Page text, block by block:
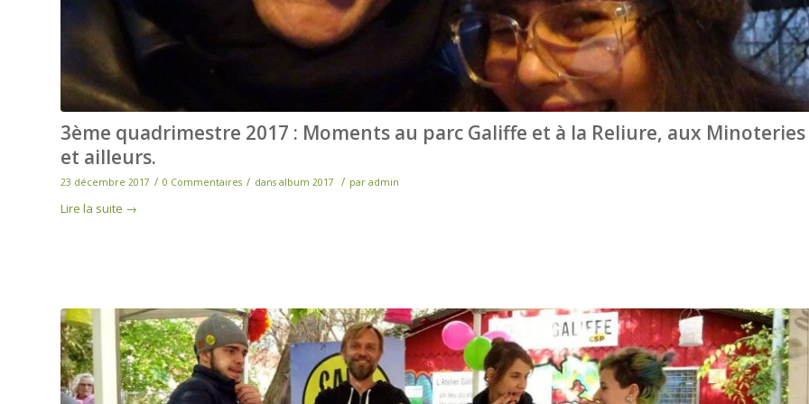
3ème quadrimestre 2017 : Moments au parc Galiffe et à la Reliure, aux Minoteries
et ailleurs.
23 décembre 2017 / 0 Commentaires / dans album 2017 / par admin
Lire la suite →